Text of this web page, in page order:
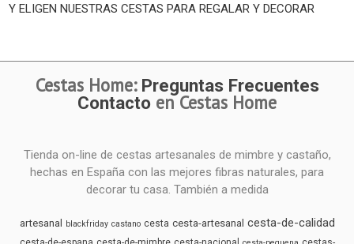
Y ELIGEN NUESTRAS CESTAS PARA REGALAR Y DECORAR
Cestas Home: Preguntas Frecuentes
Contacto en Cestas Home
Tienda on-line de cestas artesanales de mimbre y castaño,
hechas en España con las mejores fibras naturales, para
decorar tu casa. También a medida
artesanal blackfriday castano cesta cesta-artesanal cesta-de-calidad